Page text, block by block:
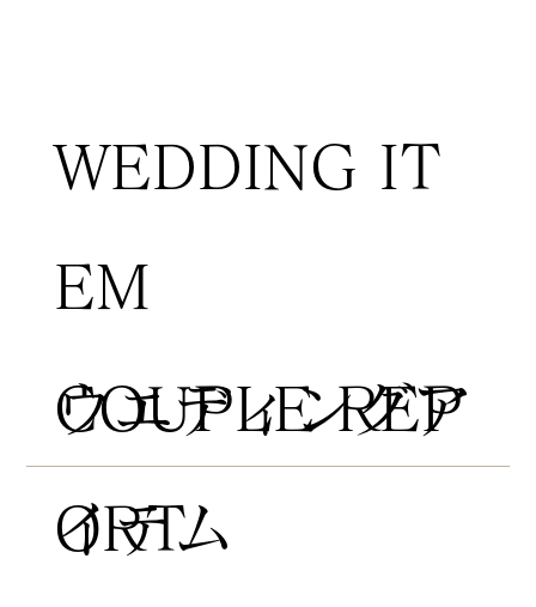
COUPLE REP
ORT
WEDDING IT
EM
​ウエディングア
イテム